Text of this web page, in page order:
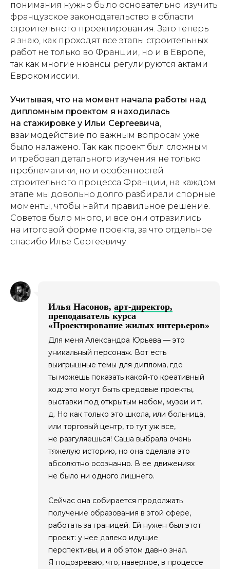
понимания нужно было основательно изучить
французское законодательство в области
строительного проектирования. Зато теперь
я знаю, как проходят все этапы строительных
работ не только во Франции, но и в Европе,
так как многие нюансы регулируются актами
Еврокомиссии.
Учитывая, что на момент начала работы над
дипломным проектом я находилась
на стажировке у Ильи Сергеевича
взаимодействие по важным вопросам уже
было налажено. Так как проект был сложным
и требовал детального изучения не только
проблематики, но и особенностей
строительного процесса Франции, на каждом
этапе мы довольно долго разбирали спорные
моменты, чтобы найти правильное решение.
Советов было много, и все они отразились
на итоговой форме проекта, за что отдельное
спасибо Илье Сергеевичу.
Илья Насонов, арт-директор,
преподаватель курса
«Проектирование жилых интерьеров»
Для меня Александра Юрьева — это
уникальный персонаж. Вот есть
выигрышные темы для диплома, где
ты можешь показать какой-то креативный
ход: это могут быть средовые проекты,
выставки под открытым небом, музеи и т.
д. Но как только это школа, или больница,
или торговый центр, то тут уж все,
не разгуляешься! Саша выбрала очень
тяжелую историю, но она сделала это
абсолютно осознанно. В ее движениях
не было ни одного лишнего.
Сейчас она собирается продолжать
получение образования в этой сфере,
работать за границей. Ей нужен был этот
проект: у нее далеко идущие
перспективы, и я об этом давно знал.
Я подозреваю, что, наверное, в процессе